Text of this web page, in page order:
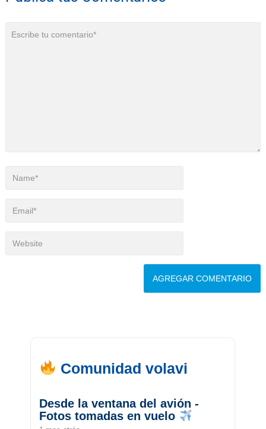
Comunidad volavi
Desde la ventana del avión -
Fotos tomadas en vuelo